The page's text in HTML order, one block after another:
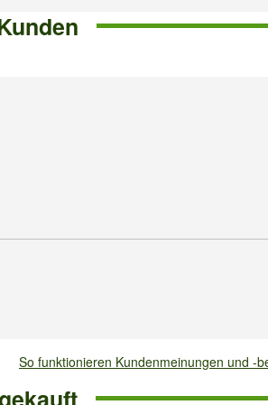
So funktionieren Kundenmeinungen und -